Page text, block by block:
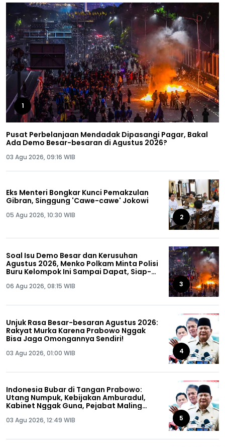
1
Pusat Perbelanjaan Mendadak Dipasangi Pagar, Bakal
Ada Demo Besar-besaran di Agustus 2026?
03 Agu 2026, 09:16 WIB
Eks Menteri Bongkar Kunci Pemakzulan
Gibran, Singgung 'Cawe-cawe' Jokowi
05 Agu 2026, 10:30 WIB 2
Soal Isu Demo Besar dan Kerusuhan
Agustus 2026, Menko Polkam Minta Polisi
Buru Kelompok Ini Sampai Dapat, Siap-
06 Agu 2026, 08:15 WIB 3
Unjuk Rasa Besar-besaran Agustus 2026:
Rakyat Murka Karena Prabowo Nggak
Bisa Jaga Omongannya Sendiri!
03 Agu 2026, 01:00 WIB 4
Indonesia Bubar di Tangan Prabowo:
Utang Numpuk, Kebijakan Amburadul,
Kabinet Nggak Guna, Pejabat Maling
03 Agu 2026, 12:49 WIB 5